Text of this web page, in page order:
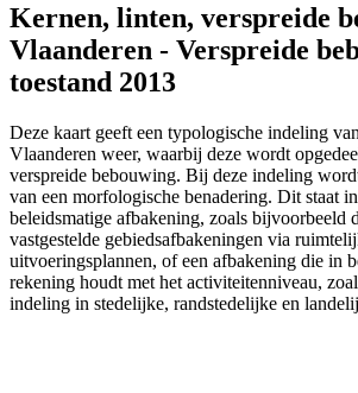
Kernen, linten, verspreide
Vlaanderen - Verspreide
toestand 2013
Deze kaart geeft een typologische indeling
Vlaanderen weer, waarbij deze wordt
verspreide bebouwing. Bij deze indeling
van een morfologische benadering. Dit staat
beleidsmatige afbakening, zoals bijvoorbeeld
vastgestelde gebiedsafbakeningen via
uitvoeringsplannen, of een afbakening die in
rekening houdt met het activiteitenniveau,
indeling in stedelijke, randstedelijke en